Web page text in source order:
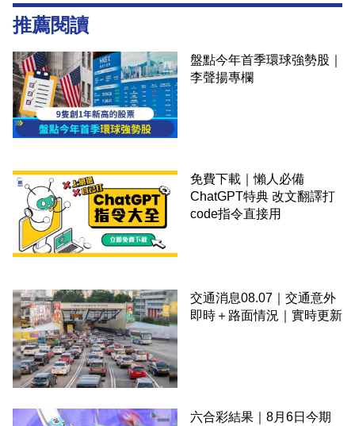
推薦閱讀
盤點今年首季環球強勢股｜
李聲揚專欄
免費下載｜懶人必備
ChatGPT特典 改文翻譯打
code指令直接用
交通消息08.07｜交通意外
即時＋路面情況｜實時更新
六合彩結果｜8月6日今期